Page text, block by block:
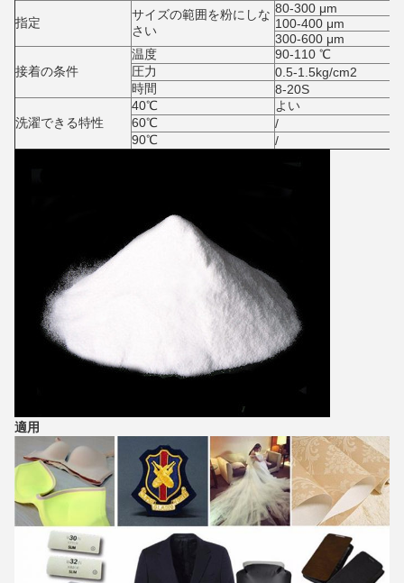
指定
サイズの範囲を粉にしな
さい
80-300 μm
100-400 μm
300-600 μm
接着の条件
温度
90-110 ℃
圧力
0.5-1.5kg/cm2
時間
8-20S
洗濯できる特性
40℃
よい
60℃
/
90℃
/
適用